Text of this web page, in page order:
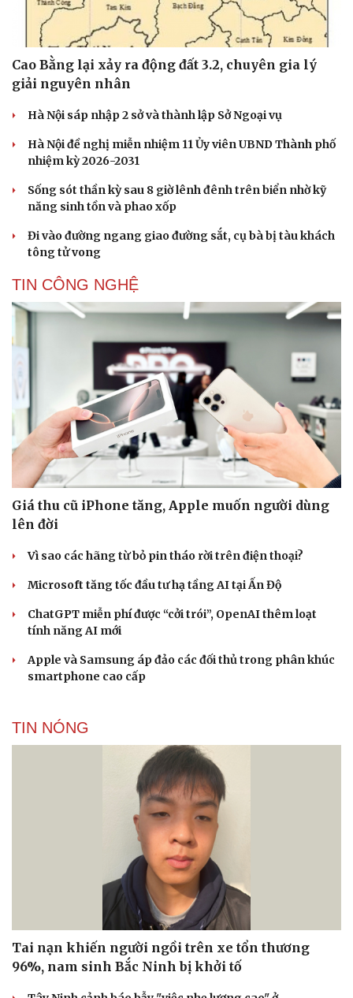
Cao Bằng lại xảy ra động đất 3.2, chuyên gia lý
giải nguyên nhân
Hà Nội sáp nhập 2 sở và thành lập Sở Ngoại vụ
Hà Nội đề nghị miễn nhiệm 11 Ủy viên UBND Thành phố
nhiệm kỳ 2026-2031
Sống sót thần kỳ sau 8 giờ lênh đênh trên biển nhờ kỹ
năng sinh tồn và phao xốp
Đi vào đường ngang giao đường sắt, cụ bà bị tàu khách
tông tử vong
TIN CÔNG NGHỆ
Giá thu cũ iPhone tăng, Apple muốn người dùng
lên đời
Vì sao các hãng từ bỏ pin tháo rời trên điện thoại?
Microsoft tăng tốc đầu tư hạ tầng AI tại Ấn Độ
ChatGPT miễn phí được “cởi trói”, OpenAI thêm loạt
tính năng AI mới
Apple và Samsung áp đảo các đối thủ trong phân khúc
smartphone cao cấp
TIN NÓNG
Tai nạn khiến người ngồi trên xe tổn thương
96%, nam sinh Bắc Ninh bị khởi tố